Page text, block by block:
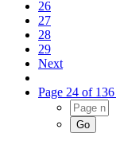
26
27
28
29
Next
Page 24 of 136